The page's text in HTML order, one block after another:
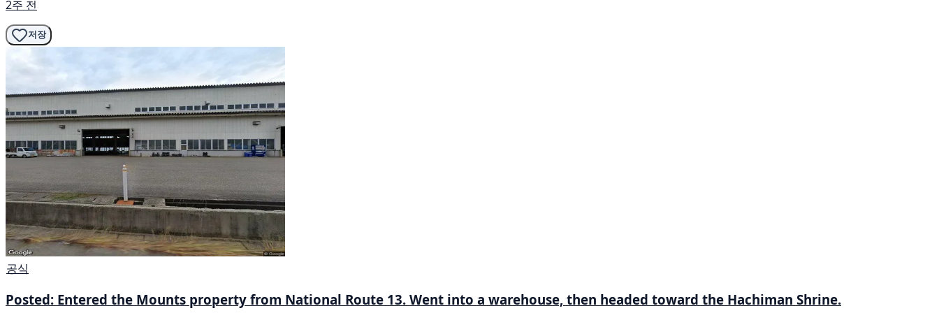
2주 전
저장
공식
Posted: Entered the Mounts property from National Route 13. Went into a warehouse, then headed toward the Hachiman Shrine.